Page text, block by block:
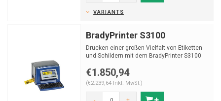
VARIANTS
BradyPrinter S3100
Drucken einer großen Vielfalt von Etiketten
und Schildern mit dem BradyPrinter S3100
€1.850,94
(€2.239,64 Inkl. MwSt.)